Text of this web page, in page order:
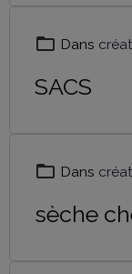
Dans
SACS
Dans
sèche